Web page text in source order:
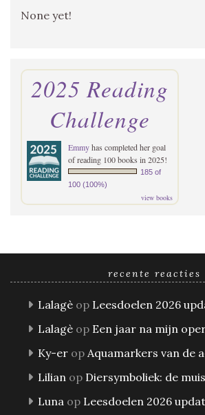
None yet!
2025 Reading
Challenge
Emmyhas completed her goal
of reading 100 books in 2025!
185 of
100 (100%)
view books
recente reacties
Lalagè op Leesdoelen 2026
Lalagè op Een jaar na mijn
Ky-er op Aquamarkers van de
Lilian op Diersymboliek: de muis
Luna op Leesdoelen 2026